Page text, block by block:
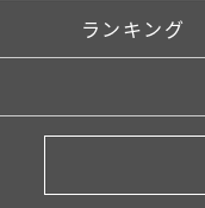
ランキング